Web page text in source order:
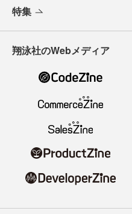
特集
翔泳社のWebメディア